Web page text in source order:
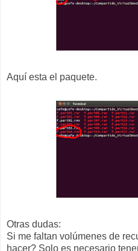
Aquí esta el paquete.
Otras dudas:
Si me faltan volúmenes de
hacer? Solo es necesario